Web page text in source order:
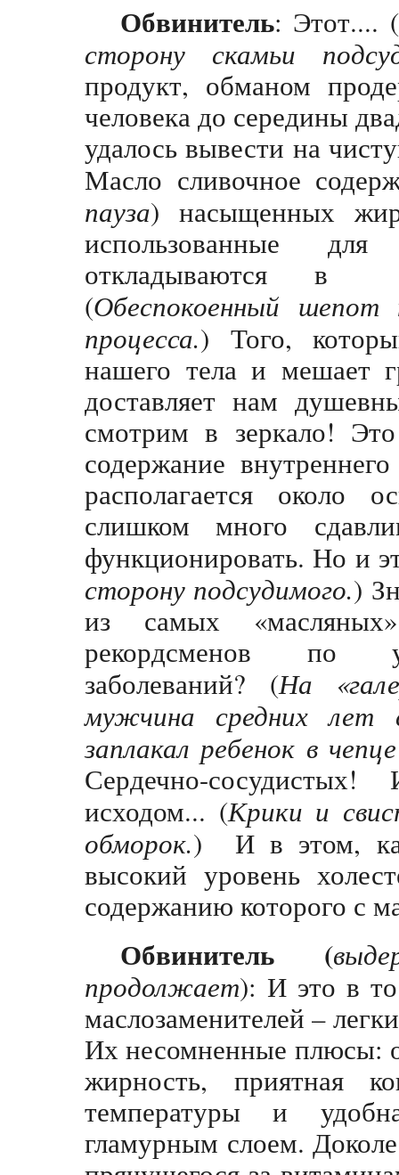
Обвинитель: Этот.... (
сторону скамьи
продукт, обманом
человека до середины
удалось вывести на
Масло сливочное
пауза) насыщенных
использованные
откладываются в
(Обеспокоенный
процесса.) Того,
нашего тела и мешает
доставляет нам
смотрим в зеркало!
содержание
располагается около
слишком много
функционировать. Но и
сторону подсудимого.)
из самых
рекордсменов по
заболеваний? (На
мужчина средних
заплакал ребенок в
Сердечно-
исходом... (Крики и
обморок.) И в этом,
высокий уровень
содержанию которого с
Обвинитель (
продолжает): И это в то
маслозаменителей –
Их несомненные плюсы:
жирность, приятная
температуры и
гламурным слоем.